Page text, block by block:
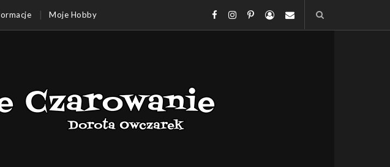
Moje Hobby